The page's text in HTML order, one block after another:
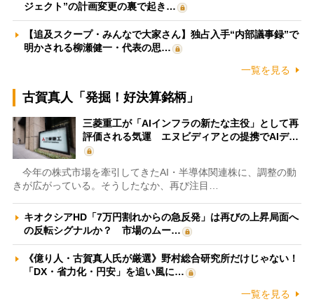
ジェクト”の計画変更の裏で起き…
【追及スクープ・みんなで大家さん】独占入手“内部議事録”で
明かされる柳瀬健一・代表の思…
一覧を見る
古賀真人「発掘！好決算銘柄」
三菱重工が「AIインフラの新たな主役」として再
評価される気運 エヌビディアとの提携でAIデ…
今年の株式市場を牽引してきたAI・半導体関連株に、調整の動
きが広がっている。そうしたなか、再び注目…
キオクシアHD「7万円割れからの急反発」は再びの上昇局面へ
の反転シグナルか？ 市場のムー…
《億り人・古賀真人氏が厳選》野村総合研究所だけじゃない！
「DX・省力化・円安」を追い風に…
一覧を見る